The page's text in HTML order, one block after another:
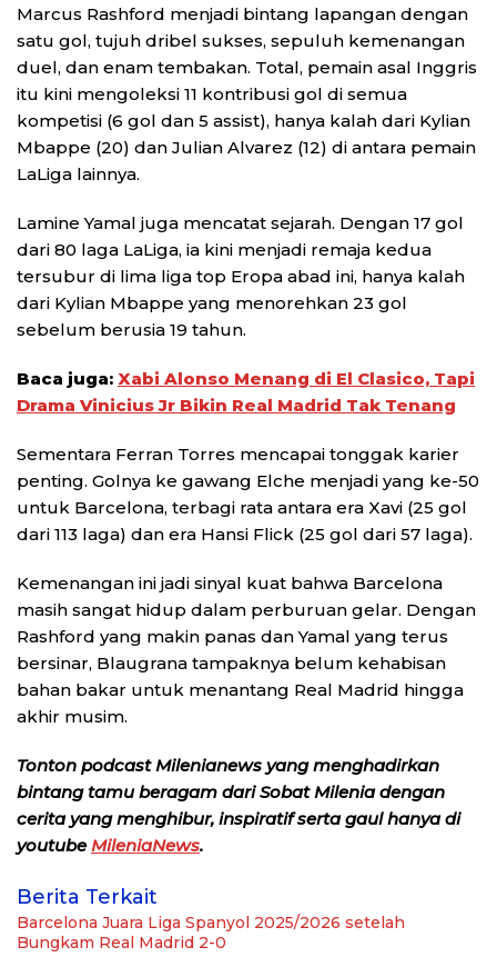
Marcus Rashford menjadi bintang lapangan dengan
satu gol, tujuh dribel sukses, sepuluh kemenangan
duel, dan enam tembakan. Total, pemain asal Inggris
itu kini mengoleksi 11 kontribusi gol di semua
kompetisi (6 gol dan 5 assist), hanya kalah dari Kylian
Mbappe (20) dan Julian Alvarez (12) di antara pemain
LaLiga lainnya.
Lamine Yamal juga mencatat sejarah. Dengan 17 gol
dari 80 laga LaLiga, ia kini menjadi remaja kedua
tersubur di lima liga top Eropa abad ini, hanya kalah
dari Kylian Mbappe yang menorehkan 23 gol
sebelum berusia 19 tahun.
Baca juga: Xabi Alonso Menang di El Clasico, Tapi
Drama Vinicius Jr Bikin Real Madrid Tak Tenang
Sementara Ferran Torres mencapai tonggak karier
penting. Golnya ke gawang Elche menjadi yang ke-50
untuk Barcelona, terbagi rata antara era Xavi (25 gol
dari 113 laga) dan era Hansi Flick (25 gol dari 57 laga).
Kemenangan ini jadi sinyal kuat bahwa Barcelona
masih sangat hidup dalam perburuan gelar. Dengan
Rashford yang makin panas dan Yamal yang terus
bersinar, Blaugrana tampaknya belum kehabisan
bahan bakar untuk menantang Real Madrid hingga
akhir musim.
Tonton podcast Milenianews yang menghadirkan
bintang tamu beragam dari Sobat Milenia dengan
cerita yang menghibur, inspiratif serta gaul hanya di
youtubeMileniaNews.
Berita Terkait
Barcelona Juara Liga Spanyol 2025/2026 setelah
Bungkam Real Madrid 2-0